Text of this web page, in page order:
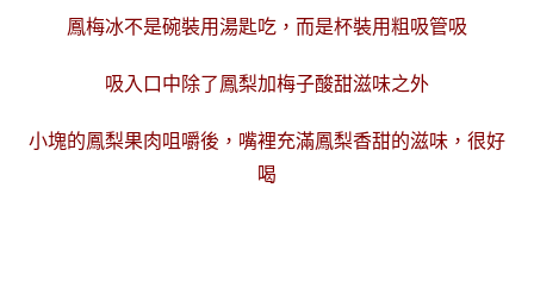
鳳梅冰不是碗裝用湯匙吃，而是杯裝用粗吸管吸
吸入口中除了鳳梨加梅子酸甜滋味之外
小塊的鳳梨果肉咀嚼後，嘴裡充滿鳳梨香甜的滋味，很好
喝